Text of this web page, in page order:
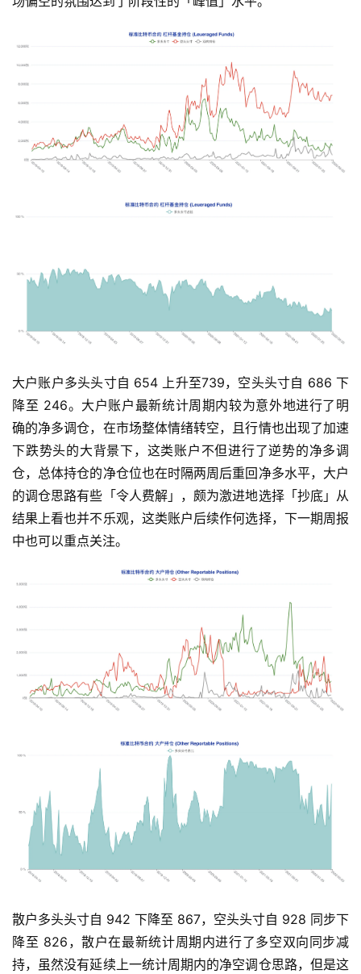
大户账户多头头寸自 654 上升至739，空头头寸自 686 下
降至 246。大户账户最新统计周期内较为意外地进行了明
确的净多调仓，在市场整体情绪转空，且行情也出现了加速
下跌势头的大背景下，这类账户不但进行了逆势的净多调
仓，总体持仓的净仓位也在时隔两周后重回净多水平，大户
的调仓思路有些「令人费解」，颇为激进地选择「抄底」从
结果上看也并不乐观，这类账户后续作何选择，下一期周报
中也可以重点关注。
散户多头头寸自 942 下降至 867，空头头寸自 928 同步下
降至 826，散户在最新统计周期内进行了多空双向同步减
持，虽然没有延续上一统计周期内的净空调仓思路，但是这